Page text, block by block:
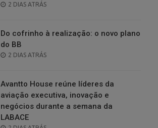
POSTED
2 DIAS ATRÁS
Do cofrinho à realização: o novo plano
do BB
POSTED
2 DIAS ATRÁS
Avantto House reúne líderes da
aviação executiva, inovação e
negócios durante a semana da
LABACE